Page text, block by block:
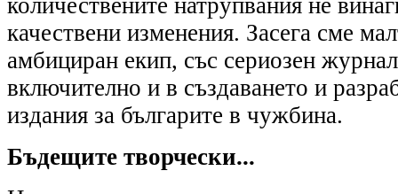
качествени изменения. Засега сме
амбициран екип, със сериозен
включително и в създаването и
издания за българите в чужбина.
Бъдещите творчески...